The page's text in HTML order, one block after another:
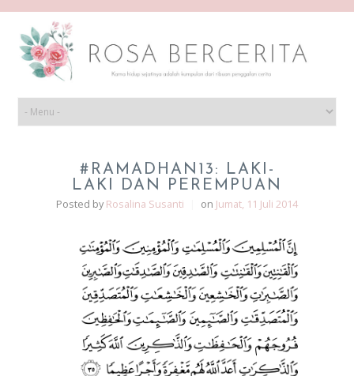
#RAMADHAN13: LAKI-
LAKI DAN PEREMPUAN
Posted by Rosalina Susanti on Jumat, 11 Juli 2014